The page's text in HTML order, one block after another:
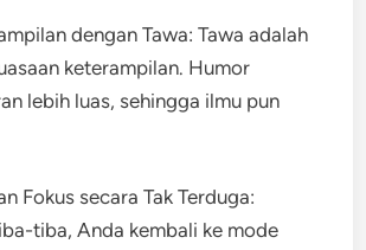
dengan Tawa: Tawa adalah
keterampilan. Humor
lebih luas, sehingga ilmu pun
Fokus secara Tak Terduga:
tiba, Anda kembali ke mode